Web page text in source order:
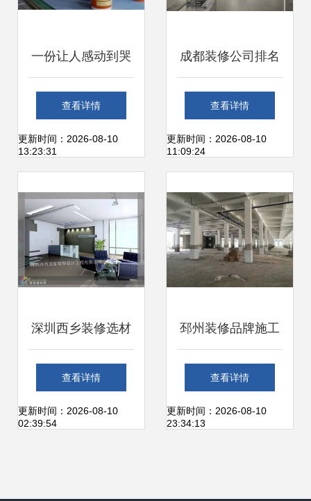
一份让人感动到哭
的装修材料清单丨
存好,日后必定有用
查看详情
更新时间：2026-08-10
13:23:31
成都装修公司排名
前十强
查看详情
更新时间：2026-08-10
11:09:24
深圳西乡装修选材
指南 兴万家建材市
场与周边配套解析
查看详情
更新时间：2026-08-10
02:39:54
邳州装修品牌施工
与食品厂装潢报价
选对建材是关键
查看详情
更新时间：2026-08-10
23:34:13